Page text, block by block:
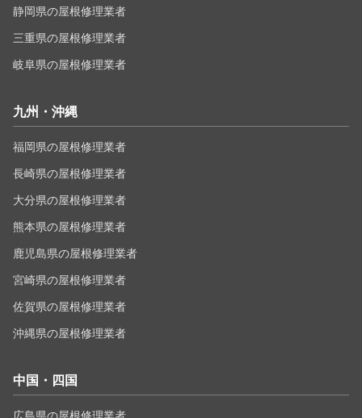
静岡県の屋根修理業者
三重県の屋根修理業者
岐阜県の屋根修理業者
九州・沖縄
福岡県の屋根修理業者
長崎県の屋根修理業者
大分県の屋根修理業者
熊本県の屋根修理業者
鹿児島県の屋根修理業者
宮崎県の屋根修理業者
佐賀県の屋根修理業者
沖縄県の屋根修理業者
中国・四国